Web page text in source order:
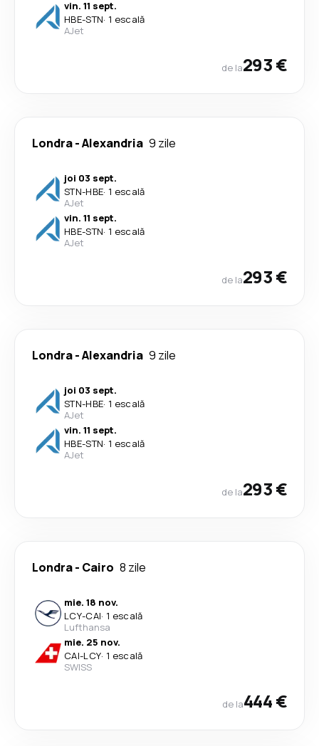
vin. 11 sept.
HBE-STN· 1 escală
AJet
de la293 €
Londra-Alexandria 9 zile
joi 03 sept.
STN-HBE· 1 escală
AJet
vin. 11 sept.
HBE-STN· 1 escală
AJet
de la293 €
Londra-Alexandria 9 zile
joi 03 sept.
STN-HBE· 1 escală
AJet
vin. 11 sept.
HBE-STN· 1 escală
AJet
de la293 €
Londra- Cairo 8 zile
mie. 18 nov.
LCY-CAI· 1 escală
Lufthansa
mie. 25 nov.
CAI-LCY· 1 escală
SWISS
de la444 €